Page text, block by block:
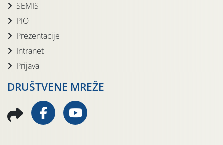
SEMIS
PIO
Prezentacije
Intranet
Prijava
DRUŠTVENE MREŽE